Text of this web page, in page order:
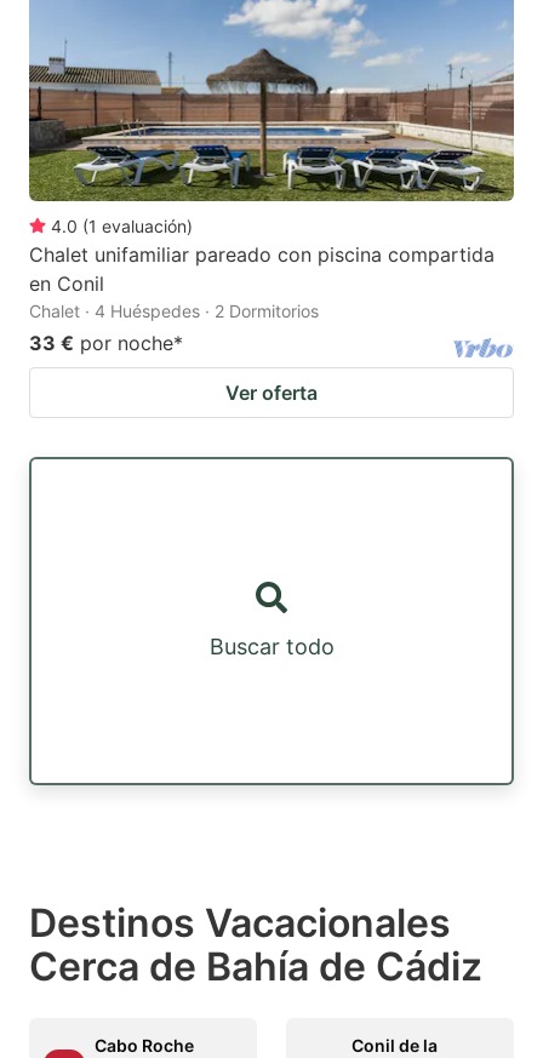
4.0 (1 evaluación)
Chalet unifamiliar pareado con piscina compartida
en Conil
Chalet · 4 Huéspedes · 2 Dormitorios
33 € por noche*
Ver oferta
Buscar todo
Destinos Vacacionales
Cerca de Bahía de Cádiz
Cabo Roche
Conil de la